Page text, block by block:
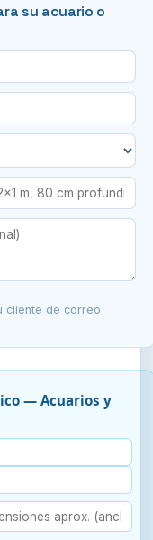
su acuario o
cliente de correo
— Acuarios y